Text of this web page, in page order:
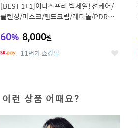
[BEST 1+1]이니스프리 빅세일! 선케어/
클렌징/마스크/핸드크림/레티놀/PDRN/
60% 8,000원
11번가 쇼킹딜 좋
이런 상품 어때요?